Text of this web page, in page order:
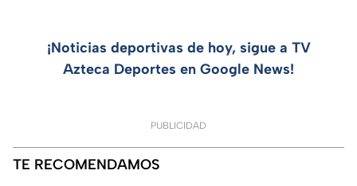
¡Noticias deportivas de hoy, sigue a TV
Azteca Deportes en Google News!
PUBLICIDAD
TE RECOMENDAMOS